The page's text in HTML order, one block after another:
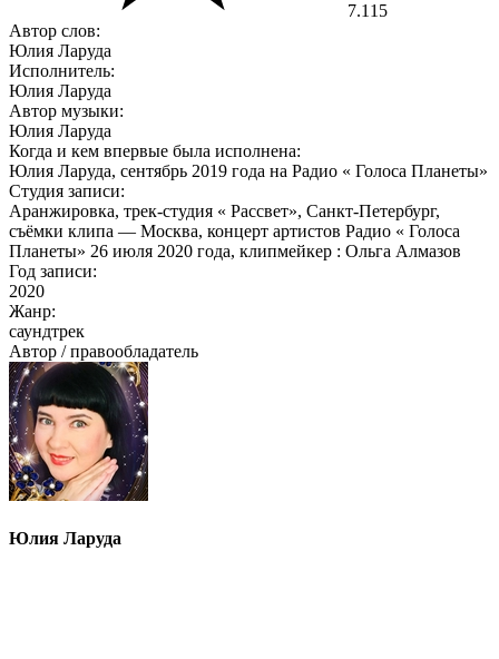
7.115
Автор слов:
Юлия Ларуда
Исполнитель:
Юлия Ларуда
Автор музыки:
Юлия Ларуда
Когда и кем впервые была исполнена:
Юлия Ларуда, сентябрь 2019 года на Радио « Голоса Планеты»
​​​​​​​Студия записи:
Аранжировка, трек-студия « Рассвет», Санкт-Петербург,
съёмки клипа — Москва, концерт артистов Радио « Голоса
Планеты» 26 июля 2020 года, клипмейкер : Ольга Алмазов
Год записи:
2020
Жанр:
саундтрек
Автор / правообладатель
Юлия Ларуда